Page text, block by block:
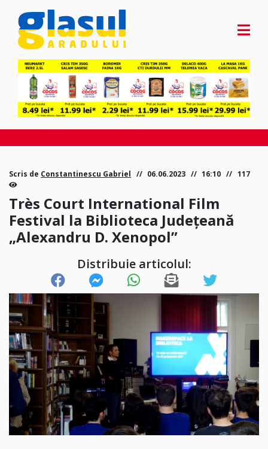
Scris de Constantinescu Gabriel 06.06.2023 16:10 117
Très Court International Film
Festival la Biblioteca Județeană
„Alexandru D. Xenopol”
Distribuie articolul: